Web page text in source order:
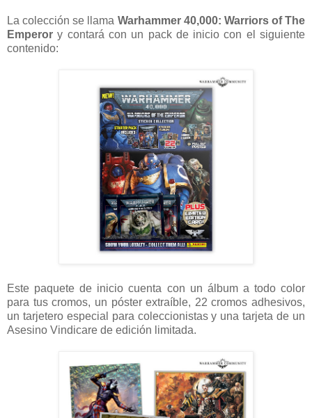
La colección se llama Warhammer 40,000: Warriors of The
Emperor y contará con un pack de inicio con el siguiente
contenido:
Este paquete de inicio cuenta con un álbum a todo color
para tus cromos, un póster extraíble, 22 cromos adhesivos,
un tarjetero especial para coleccionistas y una tarjeta de un
Asesino Vindicare de edición limitada.